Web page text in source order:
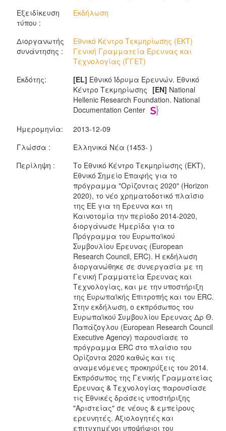
Εξειδίκευση
τύπου :
Εκδήλωση
Διοργανωτής
συνάντησης :
Εθνικό Κέντρο Τεκμηρίωσης (ΕΚΤ)
Γενική Γραμματεία Έρευνας και
Τεχνολογίας (ΓΓΕΤ)
Εκδότης:
[EL] Εθνικό Ίδρυμα Ερευνών. Εθνικό
Κέντρο Τεκμηρίωσης [EN] National
Hellenic Research Foundation. National
Documentation Center
Ημερομηνία:
2013-12-09
Γλώσσα :
Ελληνικά Νέα (1453- )
Περίληψη :
Το Εθνικό Κέντρο Τεκμηρίωσης (ΕΚΤ),
Εθνικό Σημείο Επαφής για το
πρόγραμμα "Ορίζοντας 2020" (Horizon
2020), το νέο χρηματοδοτικό πλαίσιο
της ΕΕ για τη Έρευνα και τη
Καινοτομία την περίοδο 2014-2020,
διοργάνωσε Ημερίδα για το
Πρόγραμμα του Ευρωπαϊκού
Συμβουλίου Έρευνας (European
Research Council, ERC). Η εκδήλωση
διοργανώθηκε σε συνεργασία με τη
Γενική Γραμματεία Έρευνας και
Τεχνολογίας, και με την υποστήριξη
της Ευρωπαϊκής Επιτροπής και του ERC.
Στην εκδήλωση, ο εκπρόσωπος του
Ευρωπαϊκού Συμβουλίου Έρευνας Δρ Θ.
Παπάζογλου (European Research Council
Executive Agency) παρουσίασε το
πρόγραμμα ERC στo πλαίσιo του
Ορίζοντα 2020 καθώς και τις
αναμενόμενες προκηρύξεις του 2014.
Εκπρόσωπος της Γενικής Γραμματείας
Έρευνας & Τεχνολογίας παρουσίασε
τις Εθνικές δράσεις υποστήριξης
"Αριστείας" σε νέους & εμπείρους
ερευνητές. Αξιολογητές και
επιτυχημένοι υποψήφιοι του